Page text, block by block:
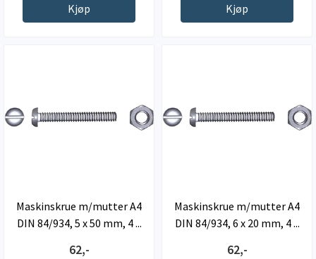
Kjøp Kjøp
Maskinskrue m/mutter A4
DIN 84/934, 5 x 50 mm, 4 ...
62,-
Maskinskrue m/mutter A4
DIN 84/934, 6 x 20 mm, 4 ...
62,-